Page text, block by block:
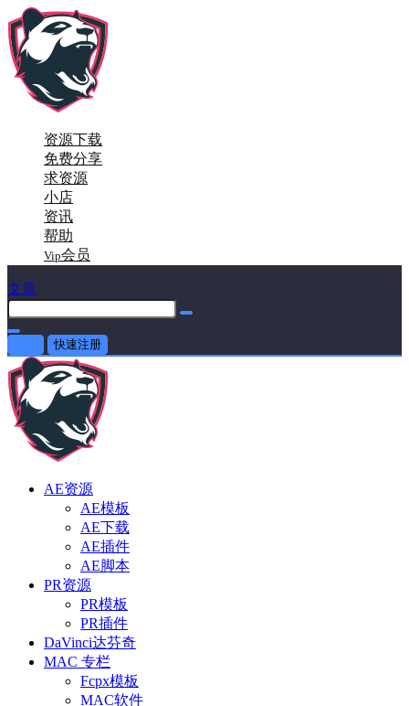
资源下载
免费分享
求资源
小店
资讯
帮助
Vip会员
文章
快速注册
AE资源
AE模板
AE下载
AE插件
AE脚本
PR资源
PR模板
PR插件
DaVinci达芬奇
MAC 专栏
Fcpx模板
MAC软件